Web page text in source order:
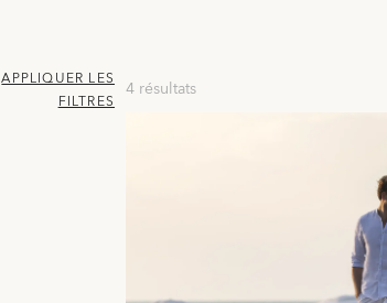
APPLIQUER LES
FILTRES 4 résultats